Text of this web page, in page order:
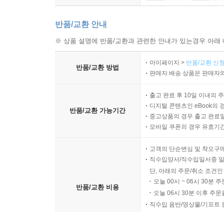
반품/교환 안내
※ 상품 설명에 반품/교환과 관련한 안내가 있는경우 아
반품/교환 방법
마이페이지 > 반품/교환 신
판매자 배송 상품은 판매자
반품/교환 가능기간
출고 완료 후 10일 이내의
디지털 콘텐츠인 eBook의
중고상품의 경우 출고 완료
모바일 쿠폰의 경우 유효기
반품/교환 비용
고객의 단순변심 및 착오구
직수입양서/직수입일서중
단, 아래의 주문/취소 조건
오늘 00시 ~ 06시 30분
오늘 06시 30분 이후 주
직수입 음반/영상물/기프트